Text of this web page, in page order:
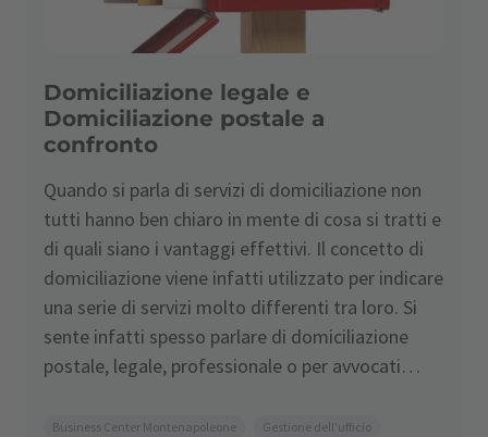
Domiciliazione legale e
Domiciliazione postale a
confronto
Quando si parla di servizi di domiciliazione non
tutti hanno ben chiaro in mente di cosa si tratti e
di quali siano i vantaggi effettivi. Il concetto di
domiciliazione viene infatti utilizzato per indicare
una serie di servizi molto differenti tra loro. Si
sente infatti spesso parlare di domiciliazione
postale, legale, professionale o per avvocati…
Business Center Montenapoleone
Gestione dell'ufficio